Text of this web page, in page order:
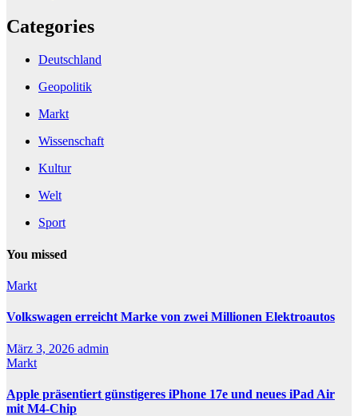
Categories
Deutschland
Geopolitik
Markt
Wissenschaft
Kultur
Welt
Sport
You missed
Markt
Volkswagen erreicht Marke von zwei Millionen Elektroautos
März 3, 2026 admin
Markt
Apple präsentiert günstigeres iPhone 17e und neues iPad Air
mit M4-Chip